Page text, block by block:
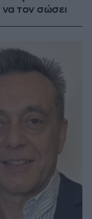
τον σώσει